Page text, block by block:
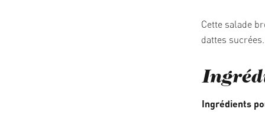
Cette salade
dattes sucrées.
Ingrédients